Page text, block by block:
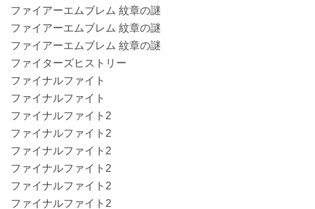
ファイアーエムブレム 紋章の謎
ファイアーエムブレム 紋章の謎
ファイアーエムブレム 紋章の謎
ファイターズヒストリー
ファイナルファイト
ファイナルファイト
ファイナルファイト2
ファイナルファイト2
ファイナルファイト2
ファイナルファイト2
ファイナルファイト2
ファイナルファイト2